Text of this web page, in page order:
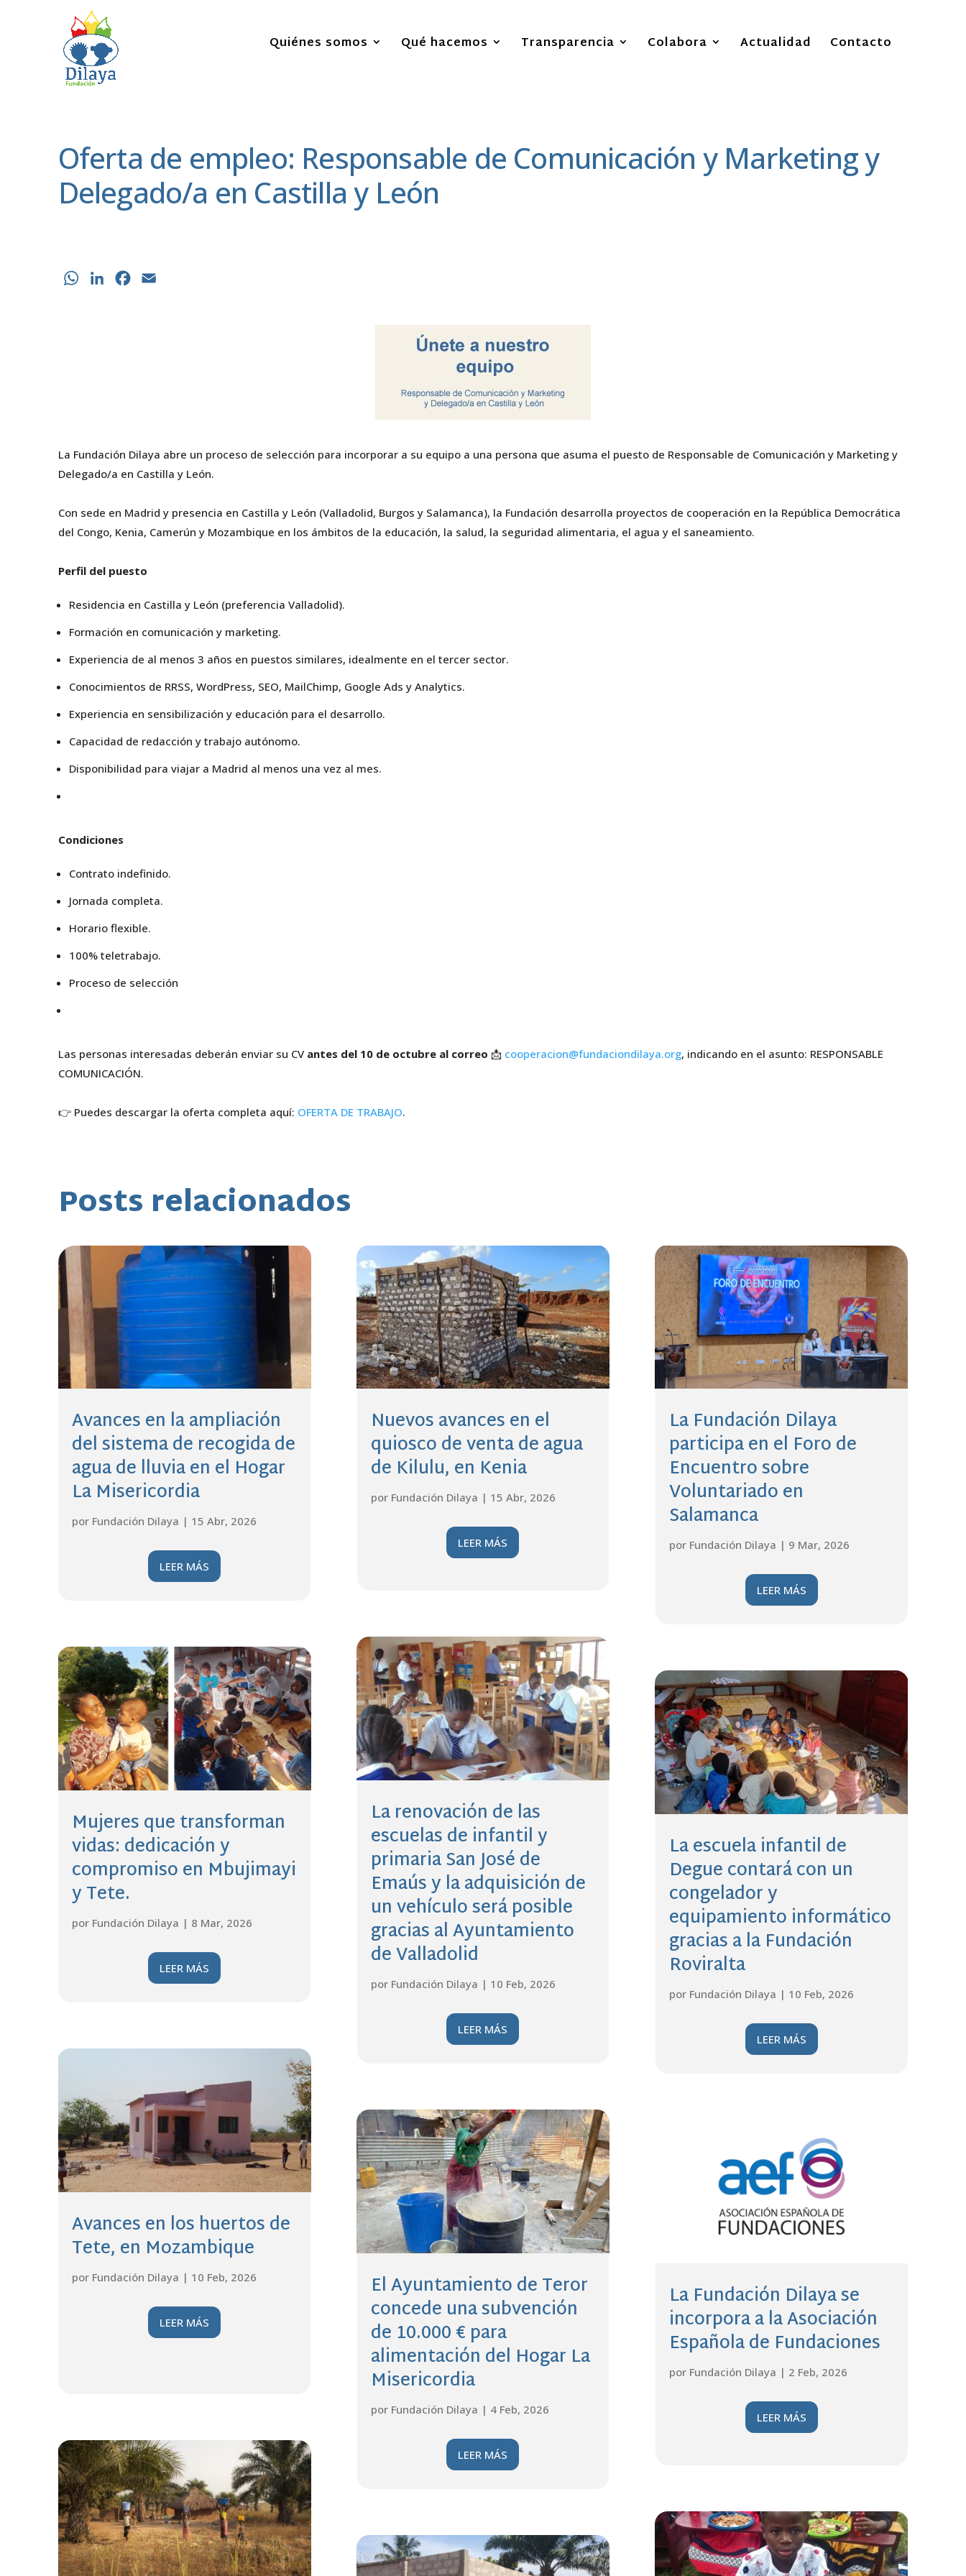
Quiénes somos Qué hacemos Transparencia Colabora Actualidad Contacto
Oferta de empleo: Responsable de Comunicación y Marketing y
Delegado/a en Castilla y León
WhatsAppLinkedInFacebook
La Fundación Dilaya abre un proceso de selección para incorporar a su equipo a una persona que asuma el puesto de Responsable de Comunicación y Marketing y
Delegado/a en Castilla y León.
Con sede en Madrid y presencia en Castilla y León (Valladolid, Burgos y Salamanca), la Fundación desarrolla proyectos de cooperación en la República Democrática
del Congo, Kenia, Camerún y Mozambique en los ámbitos de la educación, la salud, la seguridad alimentaria, el agua y el saneamiento.
Perfil del puesto
Residencia en Castilla y León (preferencia Valladolid).
Formación en comunicación y marketing.
Experiencia de al menos 3 años en puestos similares, idealmente en el tercer sector.
Conocimientos de RRSS, WordPress, SEO, MailChimp, Google Ads y Analytics.
Experiencia en sensibilización y educación para el desarrollo.
Capacidad de redacción y trabajo autónomo.
Disponibilidad para viajar a Madrid al menos una vez al mes.
Condiciones
Contrato indefinido.
Jornada completa.
Horario flexible.
100% teletrabajo.
Proceso de selección
Las personas interesadas deberán enviar su CV antes del 10 de octubre al correo 📩 cooperacion@fundaciondilaya.org, indicando en el asunto: RESPONSABLE
COMUNICACIÓN.
👉 Puedes descargar la oferta completa aquí: OFERTA DE TRABAJO.
Posts relacionados
Avances en la ampliación
del sistema de recogida de
agua de lluvia en el Hogar
La Misericordia
por Fundación Dilaya | 15 Abr, 2026
LEER MÁS
Mujeres que transforman
vidas: dedicación y
compromiso en Mbujimayi
y Tete.
por Fundación Dilaya | 8 Mar, 2026
LEER MÁS
Avances en los huertos de
Tete, en Mozambique
por Fundación Dilaya | 10 Feb, 2026
LEER MÁS
Nuevos avances en el
quiosco de venta de agua
de Kilulu, en Kenia
por Fundación Dilaya | 15 Abr, 2026
LEER MÁS
La renovación de las
escuelas de infantil y
primaria San José de
Emaús y la adquisición de
un vehículo será posible
gracias al Ayuntamiento
de Valladolid
por Fundación Dilaya | 10 Feb, 2026
LEER MÁS
El Ayuntamiento de Teror
concede una subvención
de 10.000 € para
alimentación del Hogar La
Misericordia
por Fundación Dilaya | 4 Feb, 2026
LEER MÁS
La Fundación Dilaya
participa en el Foro de
Encuentro sobre
Voluntariado en
Salamanca
por Fundación Dilaya | 9 Mar, 2026
LEER MÁS
La escuela infantil de
Degue contará con un
congelador y
equipamiento informático
gracias a la Fundación
Roviralta
por Fundación Dilaya | 10 Feb, 2026
LEER MÁS
La Fundación Dilaya se
incorpora a la Asociación
Española de Fundaciones
por Fundación Dilaya | 2 Feb, 2026
LEER MÁS